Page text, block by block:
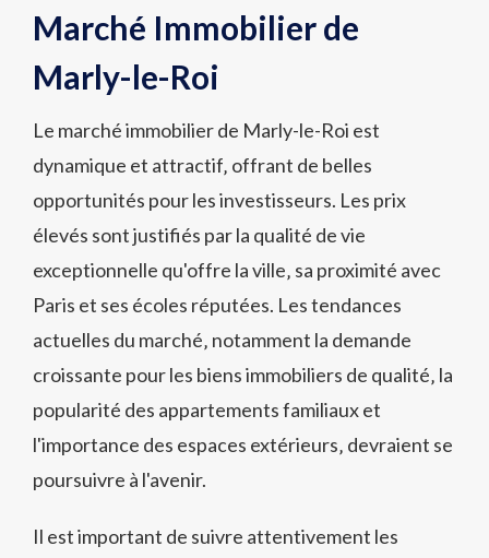
Marché Immobilier de
Marly-le-Roi
Le marché immobilier de Marly-le-Roi est
dynamique et attractif‚ offrant de belles
opportunités pour les investisseurs. Les prix
élevés sont justifiés par la qualité de vie
exceptionnelle qu'offre la ville‚ sa proximité avec
Paris et ses écoles réputées. Les tendances
actuelles du marché‚ notamment la demande
croissante pour les biens immobiliers de qualité‚ la
popularité des appartements familiaux et
l'importance des espaces extérieurs‚ devraient se
poursuivre à l'avenir.
Il est important de suivre attentivement les